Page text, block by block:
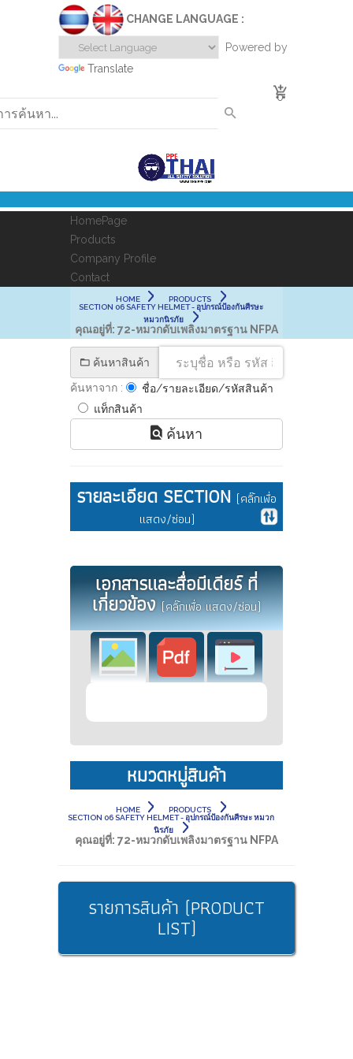
CHANGE LANGUAGE :
Powered by
Translate
0
HomePage
Products
Company Profile
Contact
HOME
PRODUCTS
SECTION 06 SAFETY HELMET - อุปกรณ์ป้องกันศีรษะ
หมวกนิรภัย
คุณอยู่ที่: 72-หมวกดับเพลิงมาตรฐาน NFPA
ค้นหาสินค้า
ค้นหาจาก :
ชื่อ/รายละเอียด/รหัสสินค้า
แท็กสินค้า
ค้นหา
รายละเอียด SECTION (คลิ๊กเพื่อ
แสดง/ซ่อน)
เอกสารและสื่อมีเดียร์ ที่
เกี่ยวข้อง(คลิ๊กเพื่อ แสดง/ซ่อน)
หมวดหมู่สินค้า
HOME
PRODUCTS
SECTION 06 SAFETY HELMET - อุปกรณ์ป้องกันศีรษะ หมวก
นิรภัย
คุณอยู่ที่: 72-หมวกดับเพลิงมาตรฐาน NFPA
รายการสินค้า (PRODUCT
LIST)